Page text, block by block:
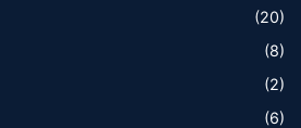
(20)
(8)
(2)
(6)